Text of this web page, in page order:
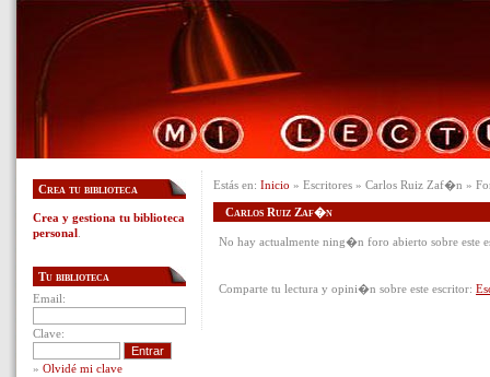
Estás en: Inicio » Escritores » Carlos Ruiz Zaf�n »
Carlos Ruiz Zaf�n
No hay actualmente ning�n foro abierto sobre este
Comparte tu lectura y opini�n sobre este escritor:
Crea tu biblioteca
Crea y gestiona tu biblioteca
personal
Tu biblioteca
Email:
Clave:
» Olvidé mi clave